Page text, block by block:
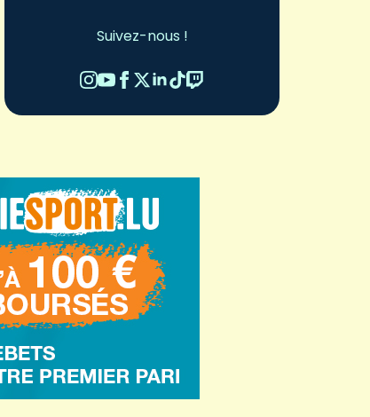
Suivez-nous !